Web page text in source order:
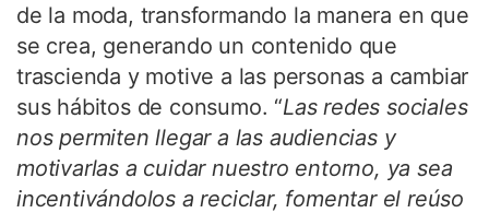
de la moda, transformando la manera en que
se crea, generando un contenido que
trascienda y motive a las personas a cambiar
sus hábitos de consumo. “Las redes sociales
nos permiten llegar a las audiencias y
motivarlas a cuidar nuestro entorno, ya sea
incentivándolos a reciclar, fomentar el reúso